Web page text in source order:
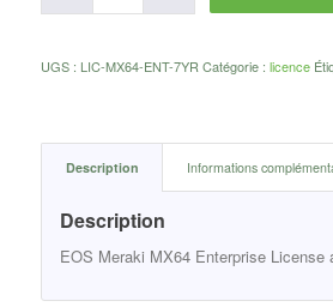
UGS : LIC-MX64-ENT-7YR Catégorie : licence
Description Informations
Description
EOS Meraki MX64 Enterprise License